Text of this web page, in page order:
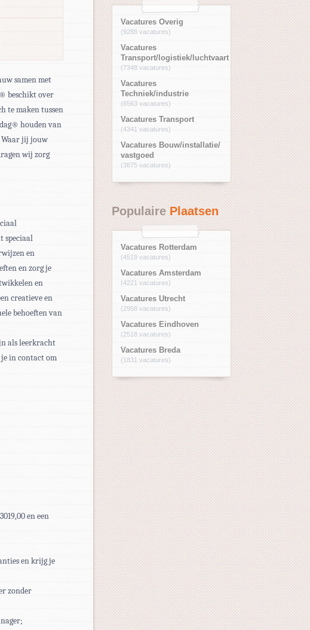
samen met
beschikt over
te maken tussen
houden van
Waar jij jouw
wij zorg
speciaal
en
en zorg je
en
creatieve en
behoeften van
als leerkracht
in contact om
en een
en krijg je
zonder
Vacatures Overig
(9288 vacatures)
Vacatures
Transport/logistiek/luchtvaart
(7348 vacatures)
Vacatures
Techniek/industrie
(6563 vacatures)
Vacatures Transport
(4341 vacatures)
Vacatures Bouw/installatie/
vastgoed
(3875 vacatures)
PopulairePlaatsen
Vacatures Rotterdam
(4519 vacatures)
Vacatures Amsterdam
(4221 vacatures)
Vacatures Utrecht
(2958 vacatures)
Vacatures Eindhoven
(2518 vacatures)
Vacatures Breda
(1831 vacatures)